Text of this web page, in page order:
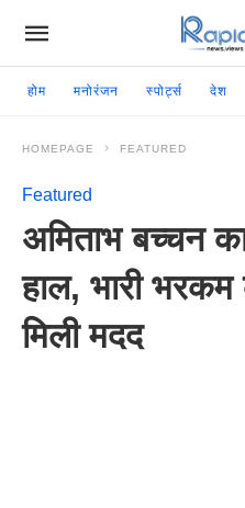
होम मनोरंजन स्पोर्ट्स देश
HOMEPAGE FEATURED
Featured
अमिताभ बच्चन
हाल, भारी
मिली मदद